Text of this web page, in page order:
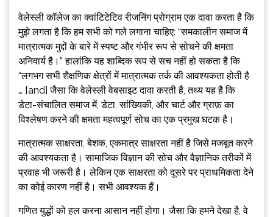
वेलेस्ली कॉलेज का क्वांटिटेटिव रीजनिंग प्रोग्राम एक दावा करता है कि
मुझे लगता है कि हम सभी को गले लगाना चाहिए: “समकालीन समाज में
मात्रात्मक मुद्दों के बारे में स्पष्ट और गंभीर रूप से सोचने की क्षमता
अनिवार्य है।” हालांकि यह शाब्दिक रूप से सच नहीं हो सकता है कि
“लगभग सभी शैक्षणिक क्षेत्रों में मात्रात्मक तर्क की आवश्यकता होती है
… [and] जैसा कि वेलेस्ली वेबसाइट दावा करती है, तथ्य यह है कि
डेटा-संचालित समाज में, डेटा, सांख्यिकी, और चार्ट और ग्राफ़ का
विश्लेषण करने की क्षमता महत्वपूर्ण सोच का एक प्रमुख घटक है।
मात्रात्मक साक्षरता, बेशक, एकमात्र साक्षरता नहीं है जिसे मजबूत करने
की आवश्यकता है। सामाजिक विज्ञान की सोच और वैज्ञानिक तरीकों में
प्रवाह भी जरूरी है। लेकिन एक साक्षरता को दूसरे पर प्राथमिकता देने
का कोई कारण नहीं है। सभी आवश्यक हैं।
गणित युद्धों को हल करना आसान नहीं होगा। जैसा कि हमने देखा है, वे